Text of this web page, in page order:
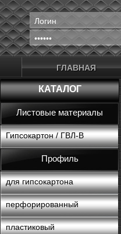
ГЛАВНАЯ
КАТАЛОГ
Листовые материалы
Гипсокартон / ГВЛ-В
Профиль
для гипсокартона
перфорированный
пластиковый